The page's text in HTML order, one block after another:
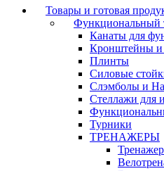
Товары и готовая
Функциональный
Канаты для
Кронштейны и
Плинты
Силовые
Слэмболы и
Стеллажи для
Турники
ТРЕНАЖЕРЫ